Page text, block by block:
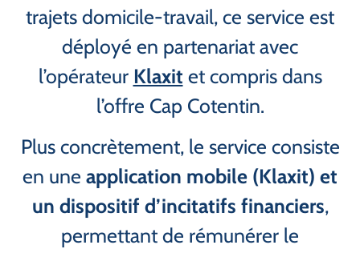
trajets domicile-travail, ce service est
déployé en partenariat avec
l’opérateur Klaxit et compris dans
l’offre Cap Cotentin.
Plus concrètement, le service consiste
en une application mobile (Klaxit) et
un dispositif d’incitatifs financiers,
permettant de rémunérer le